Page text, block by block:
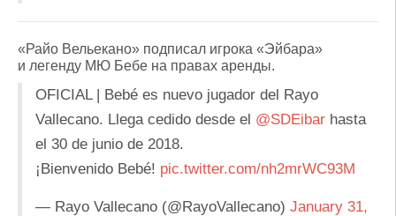
«Райо Вельекано» подписал игрока «Эйбара»
и легенду МЮ Бебе на правах аренды.
OFICIAL | Bebé es nuevo jugador del Rayo
Vallecano. Llega cedido desde el @SDEibar hasta
el 30 de junio de 2018.
¡Bienvenido Bebé! pic.twitter.com/nh2mrWC93M
— Rayo Vallecano (@RayoVallecano) January 31,